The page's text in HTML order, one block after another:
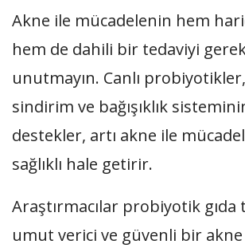
Akne ile mücadelenin hem
hem de dahili bir tedaviyi
unutmayın. Canlı probiyotikler,
sindirim ve bağışıklık
destekler, artı akne ile
sağlıklı hale getirir.
Araştırmacılar probiyotik
umut verici ve güvenli bir